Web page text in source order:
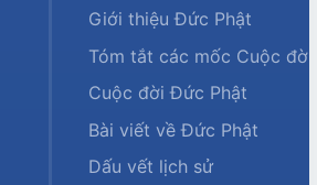
Giới thiệu Đức Phật
Tóm tắt các mốc Cuộc đời
Cuộc đời Đức Phật
Bài viết về Đức Phật
Dấu vết lịch sử